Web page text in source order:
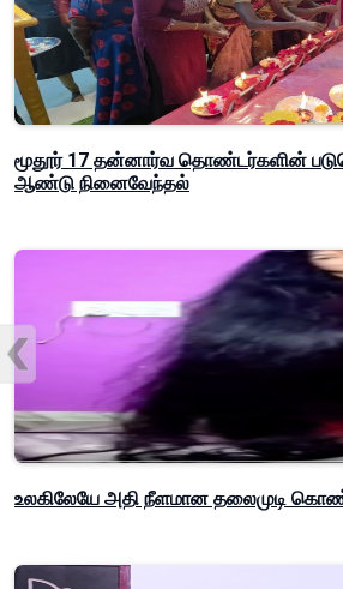
மூதூர் 17 தன்னார்வ தொண்டர்களின்
ஆண்டு நினைவேந்தல்
உலகிலேயே அதி நீளமான தலைமுடி